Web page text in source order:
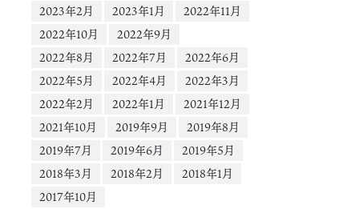
2023年2月
2023年1月
2022年11月
2022年10月
2022年9月
2022年8月
2022年7月
2022年6月
2022年5月
2022年4月
2022年3月
2022年2月
2022年1月
2021年12月
2021年10月
2019年9月
2019年8月
2019年7月
2019年6月
2019年5月
2018年3月
2018年2月
2018年1月
2017年10月